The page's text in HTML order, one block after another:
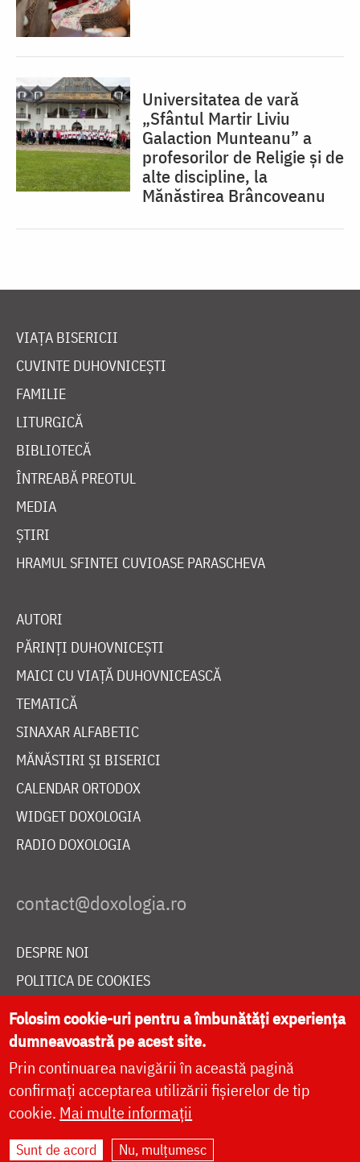
Universitatea de vară
„Sfântul Martir Liviu
Galaction Munteanu” a
profesorilor de Religie și de
alte discipline, la
Mănăstirea Brâncoveanu
VIAȚA BISERICII
CUVINTE DUHOVNICEȘTI
FAMILIE
LITURGICĂ
BIBLIOTECĂ
ÎNTREABĂ PREOTUL
MEDIA
ȘTIRI
HRAMUL SFINTEI CUVIOASE PARASCHEVA
AUTORI
PĂRINȚI DUHOVNICEȘTI
MAICI CU VIAȚĂ DUHOVNICEASCĂ
TEMATICĂ
SINAXAR ALFABETIC
MĂNĂSTIRI ȘI BISERICI
CALENDAR ORTODOX
WIDGET DOXOLOGIA
RADIO DOXOLOGIA
DESPRE NOI
POLITICA DE COOKIES
DONEAZĂ ONLINE PENTRU CATEDRALA NAȚIONALĂ
LIVE
Site dezvoltat deDOXOLOGIA MEDIA
Folosim cookie-uri pentru a îmbunătăți experiența
dumneavoastră pe acest site.
Prin continuarea navigării în această pagină
confirmați acceptarea utilizării fișierelor de tip
cookie. Mai multe informații
Sunt de acord Nu, mulțumesc